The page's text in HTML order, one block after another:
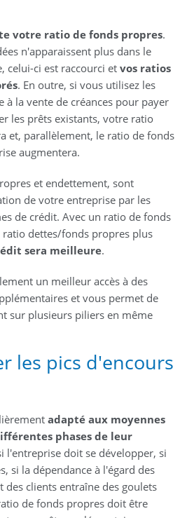
votre ratio de fonds propres.
n'apparaissent plus dans le
celui-ci est raccourci et vos ratios
. En outre, si vous utilisez les
à la vente de créances pour payer
les prêts existants, votre ratio
et, parallèlement, le ratio de fonds
augmentera.
et endettement, sont
de votre entreprise par les
de crédit. Avec un ratio de fonds
dettes/fonds propres plus
sera meilleure.
un meilleur accès à des
et vous permet de
sur plusieurs piliers en même
les pics d'encours
adapté aux moyennes
phases de leur
l'entreprise doit se développer, si
si la dépendance à l'égard des
des clients entraîne des goulets
de fonds propres doit être